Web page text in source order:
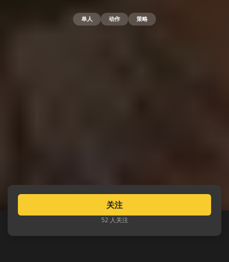
单人 动作 策略
关注
52 人关注